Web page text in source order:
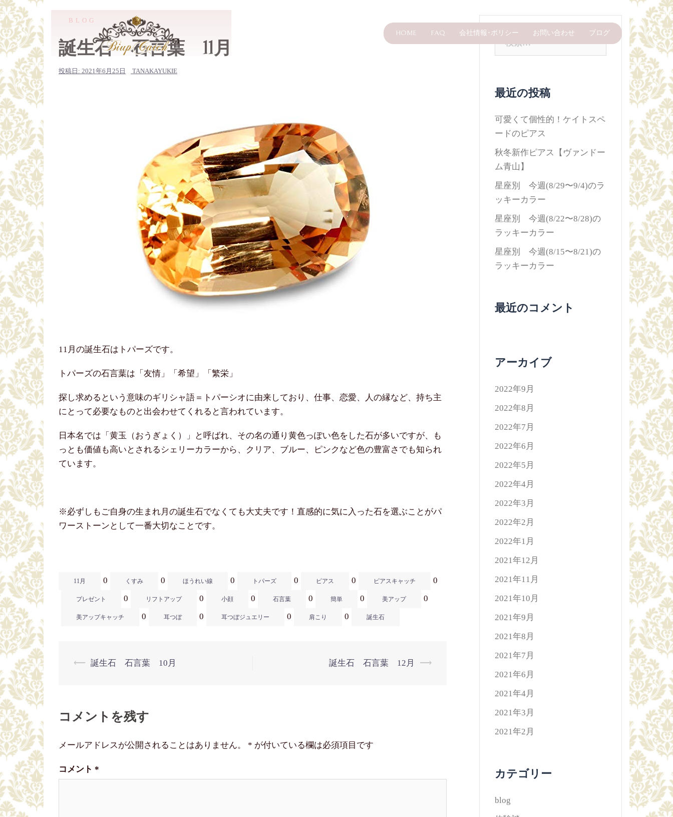
コ
ン
テ
ン
へ
ス
キ
ッ
プ
HOME FAQ 会社情報･ポリシー お問い合わせ ブログ
BLOG
誕生石 石言葉 11月
投稿日: 2021年6月25日 TANAKAYUKIE
11月の誕生石はトパーズです。
トパーズの石言葉は「友情」「希望」「繁栄」
探し求めるという意味のギリシャ語＝トパーシオに由来しており、仕事、恋愛、人の縁など、持ち主
にとって必要なものと出会わせてくれると言われています。
日本名では「黄玉（おうぎょく）」と呼ばれ、その名の通り黄色っぽい色をした石が多いですが、も
っとも価値も高いとされるシェリーカラーから、クリア、ブルー、ピンクなど色の豊富さでも知られ
ています。
※必ずしもご自身の生まれ月の誕生石でなくても大丈夫です！直感的に気に入った石を選ぶことがパ
ワーストーンとして一番大切なことです。
11月 0 くすみ 0 ほうれい線 0 トパーズ 0 ピアス 0 ピアスキャッチ 0
プレゼント 0 リフトアップ 0 小顔 0 石言葉 0 簡単 0 美アップ 0
美アップキャッチ 0 耳つぼ 0 耳つぼジュエリー 0 肩こり 0 誕生石
投
ナ
ビ
ゲ
⟵ 誕生石 石言葉 10月 誕生石 石言葉 12月 ⟶
コメントを残す
メールアドレスが公開されることはありません。 * が付いている欄は必須項目です
コメント *
検
最近の投稿
可愛くて個性的！ケイトスペ
ードのピアス
秋冬新作ピアス【ヴァンドー
ム青山】
星座別 今週(8/29〜9/4)のラ
ッキーカラー
星座別 今週(8/22〜8/28)の
ラッキーカラー
星座別 今週(8/15〜8/21)の
ラッキーカラー
最近のコメント
アーカイブ
2022年9月
2022年8月
2022年7月
2022年6月
2022年5月
2022年4月
2022年3月
2022年2月
2022年1月
2021年12月
2021年11月
2021年10月
2021年9月
2021年8月
2021年7月
2021年6月
2021年4月
2021年3月
2021年2月
カテゴリー
blog